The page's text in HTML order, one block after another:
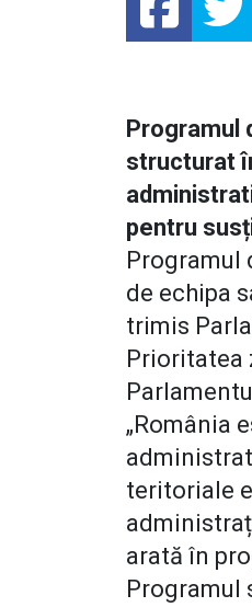
Programul
structurat
pentru
Programul
de echipa
trimis
Prioritatea
„România
teritoriale
arată în
Programul